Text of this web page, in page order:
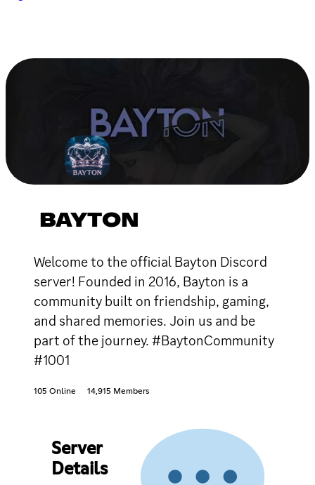
BAYTON
Welcome to the official Bayton Discord
server! Founded in 2016, Bayton is a
community built on friendship, gaming,
and shared memories. Join us and be
part of the journey. #BaytonCommunity
#1001
105 Online 14,915 Members
Server
Details